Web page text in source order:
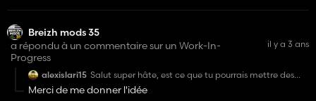
Breizh mods 35
a répondu à un commentaire sur un Work-In-
Progress
il y a 3 ans
alexislari15 Salut super hâte, est ce que tu pourrais mettre des
ridelles à maïs grise et à grain également et une
configuration de couleurs pour la benne aussi peut
Merci de me donner l'idée